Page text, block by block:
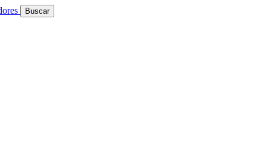
Buscar